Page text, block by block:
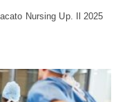
Nursing Up. Il 2025